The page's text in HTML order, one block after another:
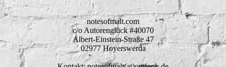
notesofmalt.com
c/o Autorenglück #40070
Albert-Einstein-Straße 47
02977 Hoyerswerda